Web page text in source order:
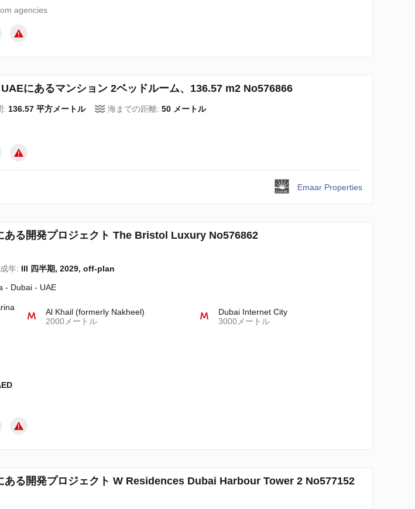
agencies
にあるマンション 2ベッドルーム、136.57 m2 No576866
: 136.57 平方メートル 海までの距離: 50 メートル
Emaar Properties
る開発プロジェクト The Bristol Luxury No576862
年: III 四半期, 2029, off-plan
- Dubai - UAE
Al Khail (formerly Nakheel)
2000メートル
Dubai Internet City
3000メートル
る開発プロジェクト W Residences Dubai Harbour Tower 2 No577152